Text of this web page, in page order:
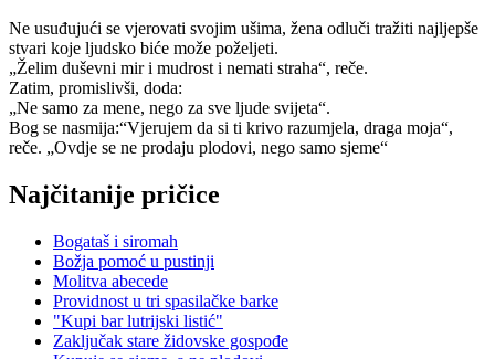
Ne usuđujući se vjerovati svojim ušima, žena odluči tražiti najljepše
stvari koje ljudsko biće može poželjeti.
„Želim duševni mir i mudrost i nemati straha“, reče.
Zatim, promislivši, doda:
„Ne samo za mene, nego za sve ljude svijeta“.
Bog se nasmija:“Vjerujem da si ti krivo razumjela, draga moja“,
reče. „Ovdje se ne prodaju plodovi, nego samo sjeme“
Najčitanije pričice
Bogataš i siromah
Božja pomoć u pustinji
Molitva abecede
Providnost u tri spasilačke barke
"Kupi bar lutrijski listić"
Zaključak stare židovske gospođe